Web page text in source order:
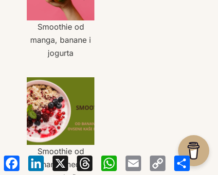
Smoothie od
manga, banane i
jogurta
Smoothie od
banane, meda i
Facebook
LinkedIn
X ThreadsWhatsApp
EmailCopy
Link